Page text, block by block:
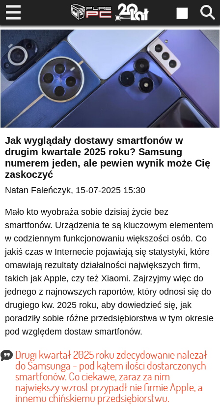
Jak wyglądały dostawy smartfonów w
drugim kwartale 2025 roku? Samsung
numerem jeden, ale pewien wynik może Cię
zaskoczyć
Natan Faleńczyk, 15-07-2025 15:30
Mało kto wyobraża sobie dzisiaj życie bez
smartfonów. Urządzenia te są kluczowym elementem
w codziennym funkcjonowaniu większości osób. Co
jakiś czas w Internecie pojawiają się statystyki, które
omawiają rezultaty działalności największych firm,
takich jak Apple, czy też Xiaomi. Zajrzyjmy więc do
jednego z najnowszych raportów, który odnosi się do
drugiego kw. 2025 roku, aby dowiedzieć się, jak
poradziły sobie różne przedsiębiorstwa w tym okresie
pod względem dostaw smartfonów.
Drugi kwartał 2025 roku zdecydowanie należał
do Samsunga - pod kątem ilości dostarczonych
smartfonów. Co ciekawe, zaraz za nim
największy wzrost przypadł nie firmie Apple, a
innemu chińskiemu przedsiębiorstwu.